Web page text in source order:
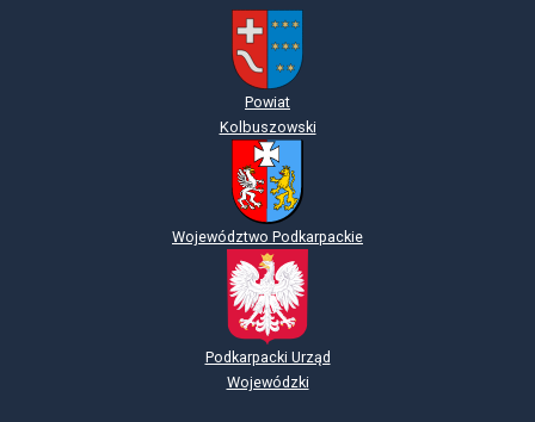
Powiat
Kolbuszowski
Województwo Podkarpackie
Podkarpacki Urząd
Wojewódzki